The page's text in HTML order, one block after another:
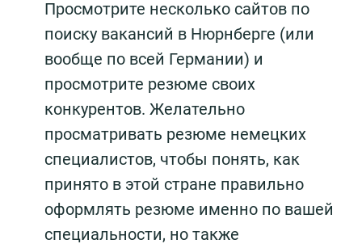
Просмотрите несколько сайтов по
поиску вакансий в Нюрнберге (или
вообще по всей Германии) и
просмотрите резюме своих
конкурентов. Желательно
просматривать резюме немецких
специалистов, чтобы понять, как
принято в этой стране правильно
оформлять резюме именно по вашей
специальности, но также